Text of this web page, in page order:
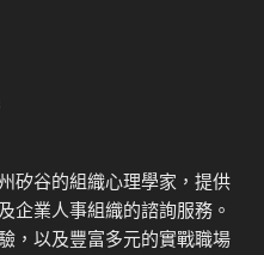
矽谷的組織心理學家，提供
企業人事組織的諮詢服務。
，以及豐富多元的實戰職場